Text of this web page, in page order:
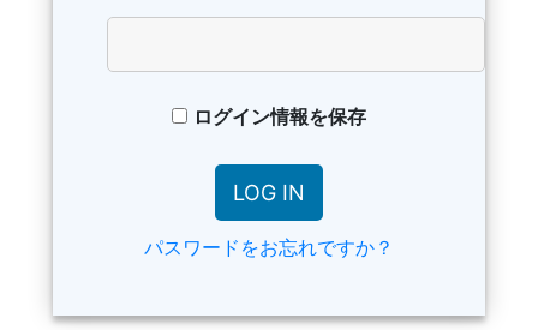
ログイン情報を保存
パスワードをお忘れですか？